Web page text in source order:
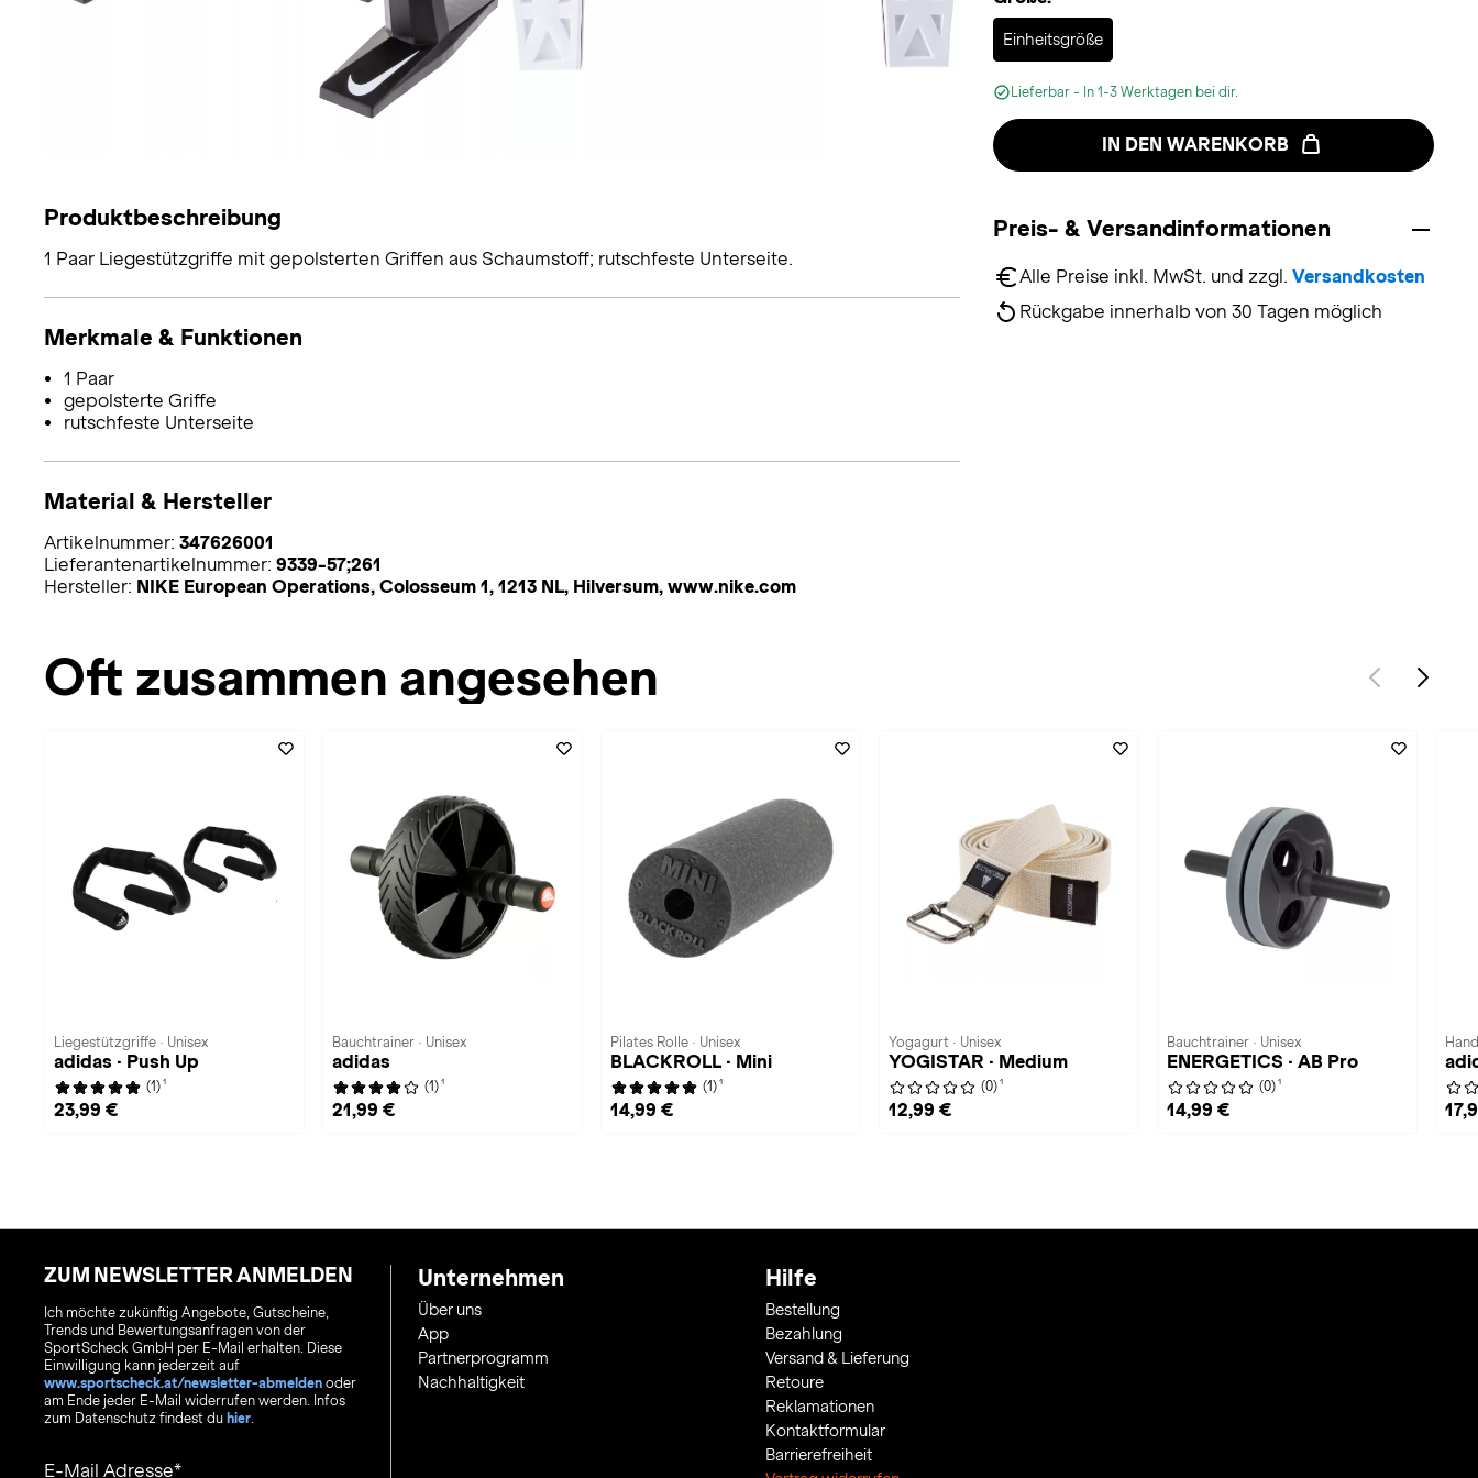
Einheitsgröße
Selected
Lieferbar - In 1-3 Werktagen bei dir.
IN DEN WARENKORB
Preis- & Versandinformationen
Alle Preise inkl. MwSt. und zzgl. Versandkosten
Rückgabe innerhalb von 30 Tagen möglich
Produktbeschreibung
1 Paar Liegestützgriffe mit gepolsterten Griffen aus Schaumstoff; rutschfeste Unterseite.
Merkmale & Funktionen
1 Paar
gepolsterte Griffe
rutschfeste Unterseite
Material & Hersteller
Artikelnummer: 347626001
Lieferantenartikelnummer: 9339-57;261
Hersteller: NIKE European Operations, Colosseum 1, 1213 NL, Hilversum, www.nike.com
Oft zusammen angesehen
Liegestützgriffe · Unisex
adidas · Push Up
(1) 1
23,99 €
Bauchtrainer · Unisex
adidas
(1) 1
21,99 €
Pilates Rolle · Unisex
BLACKROLL · Mini
(1) 1
14,99 €
Yogagurt · Unisex
YOGISTAR · Medium
(0) 1
12,99 €
Bauchtrainer · Unisex
ENERGETICS · AB Pro
(0) 1
14,99 €
ZUM NEWSLETTER ANMELDEN
Ich möchte zukünftig Angebote, Gutscheine,
Trends und Bewertungsanfragen von der
SportScheck GmbH per E-Mail erhalten. Diese
Einwilligung kann jederzeit auf
www.sportscheck.at/newsletter-abmelden oder
am Ende jeder E-Mail widerrufen werden. Infos
zum Datenschutz findest du hier.
E-Mail Adresse
Unternehmen
Über uns
App
Partnerprogramm
Nachhaltigkeit
Hilfe
Bestellung
Bezahlung
Versand & Lieferung
Retoure
Reklamationen
Kontaktformular
Barrierefreiheit